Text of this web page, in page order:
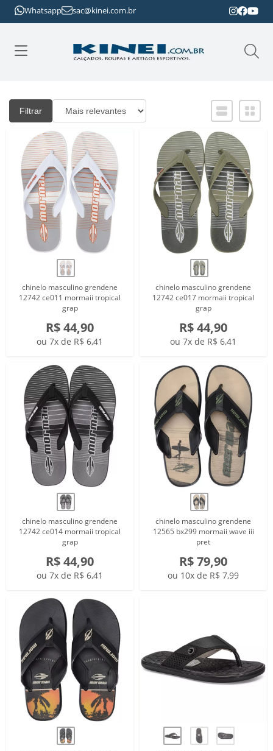
Whatsapp sac@kinei.com.br
Filtrar
chinelo masculino grendene
12742 ce011 mormaii tropical
grap
R$ 44,90
ou 7x de R$ 6,41
chinelo masculino grendene
12742 ce017 mormaii tropical
grap
R$ 44,90
ou 7x de R$ 6,41
chinelo masculino grendene
12742 ce014 mormaii tropical
grap
R$ 44,90
ou 7x de R$ 6,41
chinelo masculino grendene
12565 bx299 mormaii wave iii
pret
R$ 79,90
ou 10x de R$ 7,99